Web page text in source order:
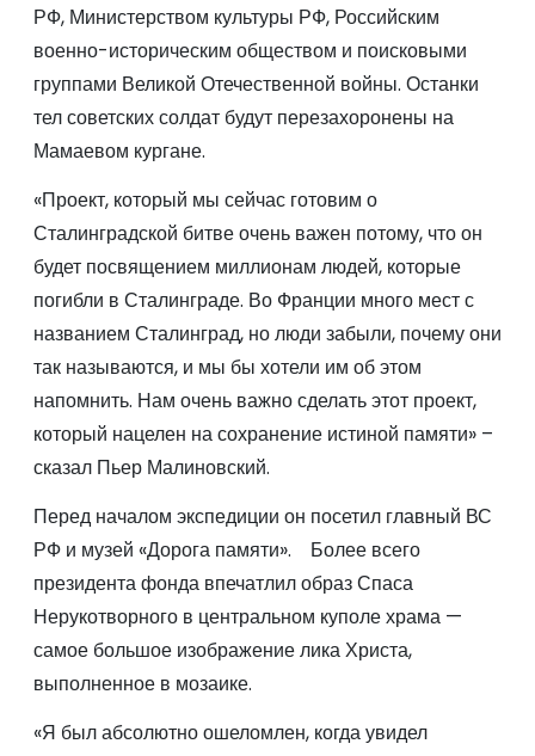
РФ, Министерством культуры РФ, Российским
военно-историческим обществом и поисковыми
группами Великой Отечественной войны. Останки
тел советских солдат будут перезахоронены на
Мамаевом кургане.
«Проект, который мы сейчас готовим о
Сталинградской битве очень важен потому, что он
будет посвящением миллионам людей, которые
погибли в Сталинграде. Во Франции много мест с
названием Сталинград, но люди забыли, почему они
так называются, и мы бы хотели им об этом
напомнить. Нам очень важно сделать этот проект,
который нацелен на сохранение истиной памяти» –
сказал Пьер Малиновский.
Перед началом экспедиции он посетил главный ВС
РФ и музей «Дорога памяти». Более всего
президента фонда впечатлил образ Спаса
Нерукотворного в центральном куполе храма —
самое большое изображение лика Христа,
выполненное в мозаике.
«Я был абсолютно ошеломлен, когда увидел